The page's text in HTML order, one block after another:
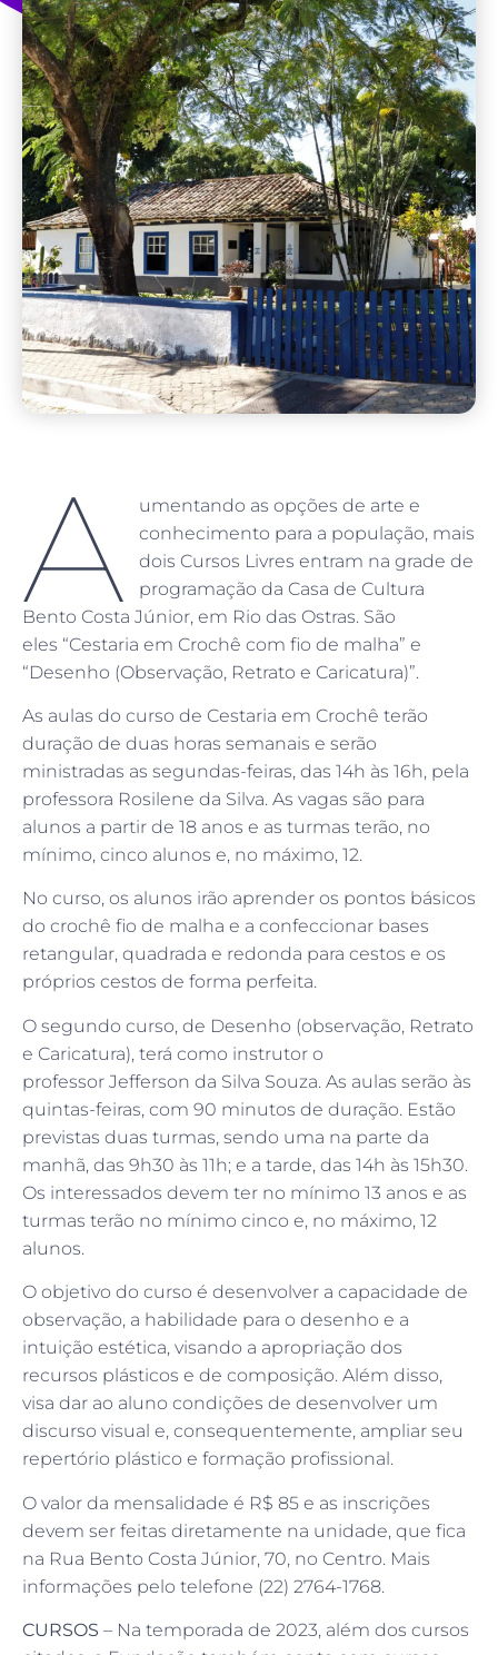
A
umentando as opções de arte e
conhecimento para a população, mais
dois Cursos Livres entram na grade de
programação da Casa de Cultura
Bento Costa Júnior, em Rio das Ostras. São
eles “Cestaria em Crochê com fio de malha” e
“Desenho (Observação, Retrato e Caricatura)”.
As aulas do curso de Cestaria em Crochê terão
duração de duas horas semanais e serão
ministradas as segundas-feiras, das 14h às 16h, pela
professora Rosilene da Silva. As vagas são para
alunos a partir de 18 anos e as turmas terão, no
mínimo, cinco alunos e, no máximo, 12.
No curso, os alunos irão aprender os pontos básicos
do crochê fio de malha e a confeccionar bases
retangular, quadrada e redonda para cestos e os
próprios cestos de forma perfeita.
O segundo curso, de Desenho (observação, Retrato
e Caricatura), terá como instrutor o
professor Jefferson da Silva Souza. As aulas serão às
quintas-feiras, com 90 minutos de duração. Estão
previstas duas turmas, sendo uma na parte da
manhã, das 9h30 às 11h; e a tarde, das 14h às 15h30.
Os interessados devem ter no mínimo 13 anos e as
turmas terão no mínimo cinco e, no máximo, 12
alunos.
O objetivo do curso é desenvolver a capacidade de
observação, a habilidade para o desenho e a
intuição estética, visando a apropriação dos
recursos plásticos e de composição. Além disso,
visa dar ao aluno condições de desenvolver um
discurso visual e, consequentemente, ampliar seu
repertório plástico e formação profissional.
O valor da mensalidade é R$ 85 e as inscrições
devem ser feitas diretamente na unidade, que fica
na Rua Bento Costa Júnior, 70, no Centro. Mais
informações pelo telefone (22) 2764-1768.
CURSOS – Na temporada de 2023, além dos cursos